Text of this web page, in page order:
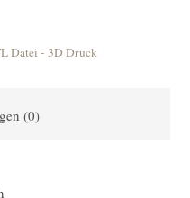
Datei - 3D Druck
(0)